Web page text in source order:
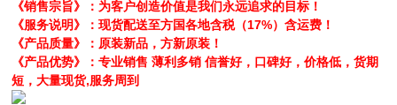
《销售宗旨》：为客户创造价值是我们永远追求的目标！
《服务说明》：现货配送至方国各地含税（17%）含运费！
《产品质量》：原装新品，方新原装！
《产品优势》：专业销售 薄利多销 信誉好，口碑好，价格低，货期
短，大量现货,服务周到